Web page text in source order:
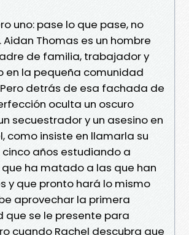
uno: pase lo que pase, no
Thomas es un hombre
de familia, trabajador y
en la pequeña comunidad
detrás de esa fachada de
oculta un oscuro
secuestrador y un asesino en
como insiste en llamarla su
años estudiando a
ha matado a las que han
y que pronto hará lo mismo
aprovechar la primera
que se le presente para
cuando Rachel descubra que